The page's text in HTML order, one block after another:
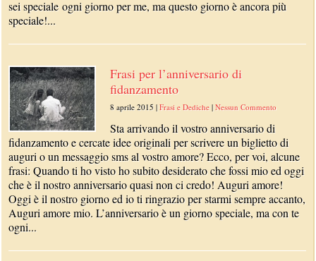
sei speciale ogni giorno per me, ma questo giorno è ancora più
speciale!...
Frasi per l’anniversario di
fidanzamento
8 aprile 2015 |Frasi e Dediche |Nessun Commento
Sta arrivando il vostro anniversario di
fidanzamento e cercate idee originali per scrivere un biglietto di
auguri o un messaggio sms al vostro amore? Ecco, per voi, alcune
frasi: Quando ti ho visto ho subito desiderato che fossi mio ed oggi
che è il nostro anniversario quasi non ci credo! Auguri amore!
Oggi è il nostro giorno ed io ti ringrazio per starmi sempre accanto,
Auguri amore mio. L’anniversario è un giorno speciale, ma con te
ogni...